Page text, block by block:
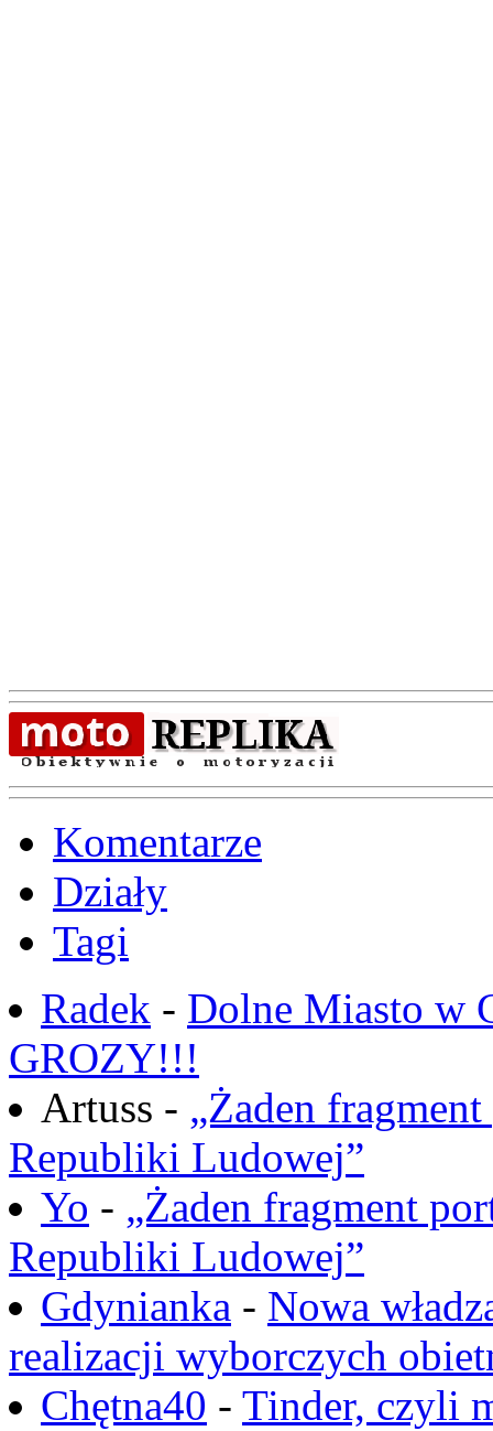
Komentarze
Działy
Tagi
Radek - Dolne Miasto w
GROZY!!!
Artuss - „Żaden
Republiki Ludowej”
Yo - „Żaden fragment
Republiki Ludowej”
Gdynianka - Nowa
realizacji wyborczych
Chętna40 - Tinder, czyli